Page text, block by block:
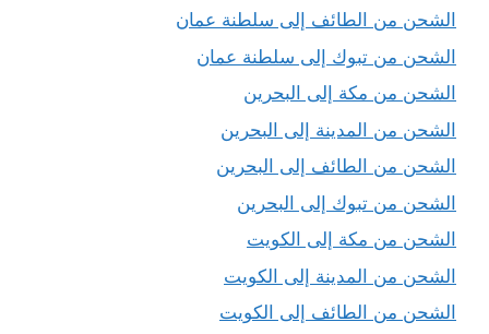
الشحن من الطائف إلى سلطنة عمان
الشحن من تبوك إلى سلطنة عمان
الشحن من مكة إلى البحرين
الشحن من المدينة إلى البحرين
الشحن من الطائف إلى البحرين
الشحن من تبوك إلى البحرين
الشحن من مكة إلى الكويت
الشحن من المدينة إلى الكويت
الشحن من الطائف إلى الكويت